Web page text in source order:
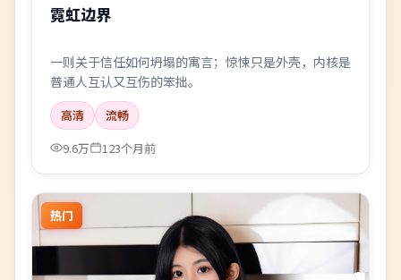
霓虹边界
一则关于信任如何坍塌的寓言；惊悚只是外壳，内核是
普通人互认又互伤的笨拙。
高清
流畅
9.6万
123个月前
热门